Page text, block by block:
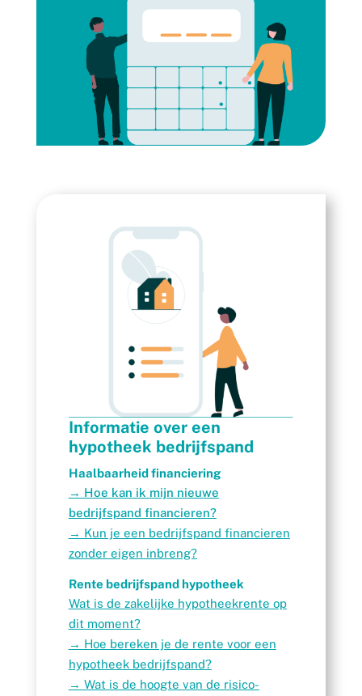
Informatie over een
hypotheek bedrijfspand
Haalbaarheid financiering
→ Hoe kan ik mijn nieuwe
bedrijfspand financieren?
→ Kun je een bedrijfspand financieren
zonder eigen inbreng?
Rente bedrijfspand hypotheek
Wat is de zakelijke hypotheekrente op
dit moment?
→ Hoe bereken je de rente voor een
hypotheek bedrijfspand?
→ Wat is de hoogte van de risico-